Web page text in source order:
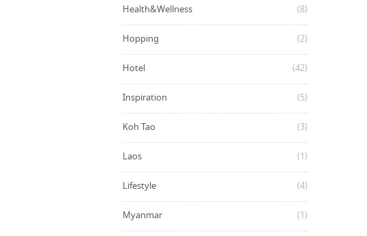
Health&Wellness (8)
Hopping (2)
Hotel (42)
Inspiration (5)
Koh Tao (3)
Laos (1)
Lifestyle (4)
Myanmar (1)